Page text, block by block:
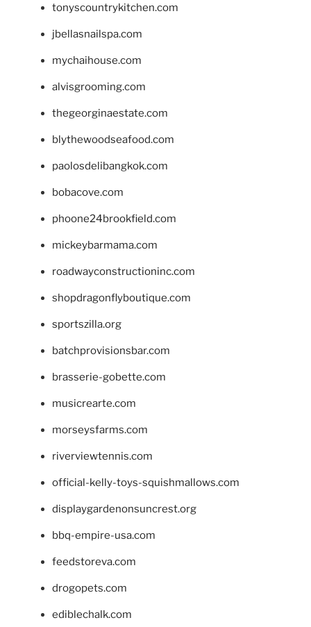
tonyscountrykitchen.com
jbellasnailspa.com
mychaihouse.com
alvisgrooming.com
thegeorginaestate.com
blythewoodseafood.com
paolosdelibangkok.com
bobacove.com
phoone24brookfield.com
mickeybarmama.com
roadwayconstructioninc.com
shopdragonflyboutique.com
sportszilla.org
batchprovisionsbar.com
brasserie-gobette.com
musicrearte.com
morseysfarms.com
riverviewtennis.com
official-kelly-toys-squishmallows.com
displaygardenonsuncrest.org
bbq-empire-usa.com
feedstoreva.com
drogopets.com
ediblechalk.com